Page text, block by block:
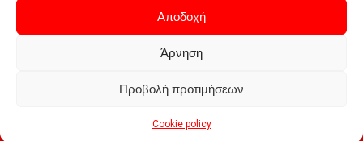
Αποδοχή
Άρνηση
Προβολή προτιμήσεων
Cookie policy
Terms of use Privacy policy Cookie policy
© 2026 - Deluxe. All Rights Reserved.